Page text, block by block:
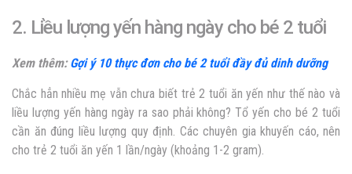
2. Liều lượng yến hàng ngày cho bé 2 tuổi
Xem thêm:Gợi ý 10 thực đơn cho bé 2 tuổi đầy đủ dinh dưỡng
Chắc hẳn nhiều mẹ vẫn chưa biết trẻ 2 tuổi ăn yến như thế nào và
liều lượng yến hàng ngày ra sao phải không? Tổ yến cho bé 2 tuổi
cần ăn đúng liều lượng quy định. Các chuyên gia khuyến cáo, nên
cho trẻ 2 tuổi ăn yến 1 lần/ngày (khoảng 1-2 gram).